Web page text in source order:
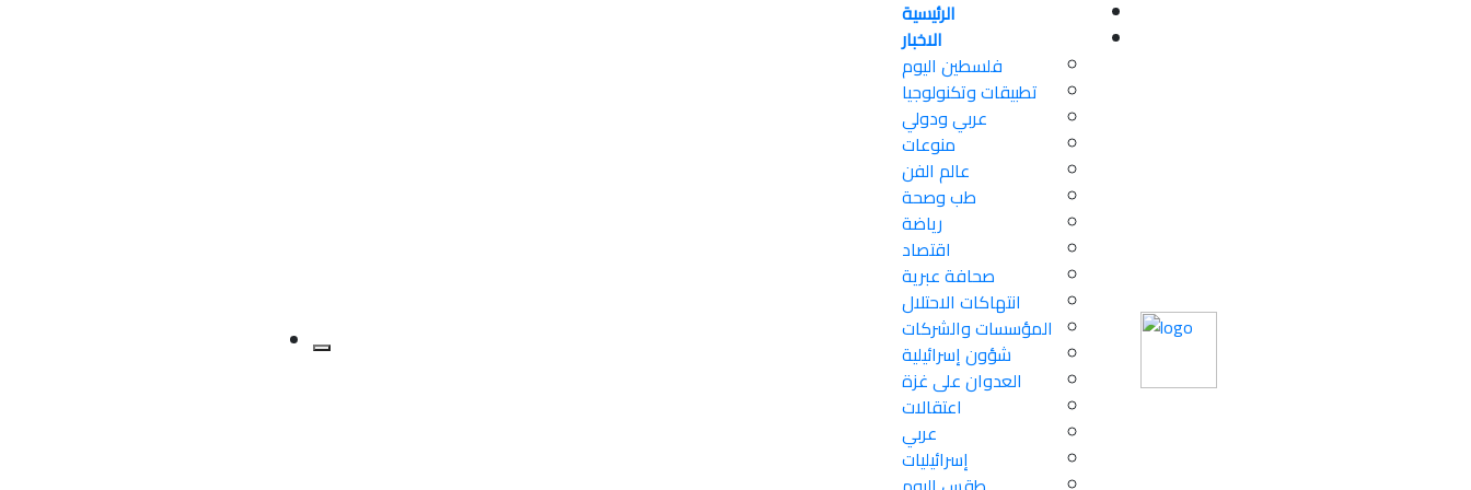
الرئيسية
الاخبار
فلسطين اليوم
تطبيقات وتكنولوجيا
عربي ودولي
منوعات
عالم الفن
طب وصحة
رياضة
اقتصاد
صحافة عبرية
انتهاكات الاحتلال
المؤسسات والشركات
شؤون إسرائيلية
العدوان على غزة
اعتقالات
عربي
إسرائيليات